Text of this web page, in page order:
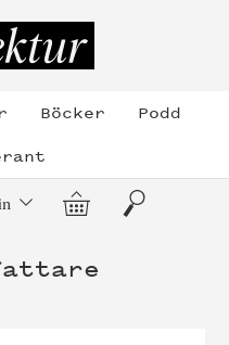
Böcker
Podd
Varukorg
Sök